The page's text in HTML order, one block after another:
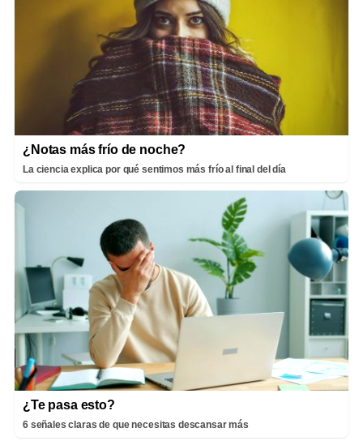
¿Notas más frío de noche?
La ciencia explica por qué sentimos más frío al final del día
¿Te pasa esto?
6 señales claras de que necesitas descansar más